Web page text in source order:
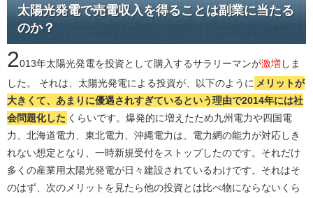
太陽光発電で売電収入を得ることは副業に当たる
のか？
2013年太陽光発電を投資として購入するサラリーマンが激増しま
した。 それは、太陽光発電による投資が、以下のように メリットが
大きくて、あまりに優遇されすぎているという理由で2014年には社
会問題化した くらいです。爆発的に増えたため九州電力や四国電
力、北海道電力、東北電力、沖縄電力は、電力網の能力が対応しき
れない想定となり、一時新規受付をストップしたのです。それだけ
多くの産業用太陽光発電が日々建設されているわけです。それはそ
のはず、次のメリットを見たら他の投資とは比べ物にならないくら